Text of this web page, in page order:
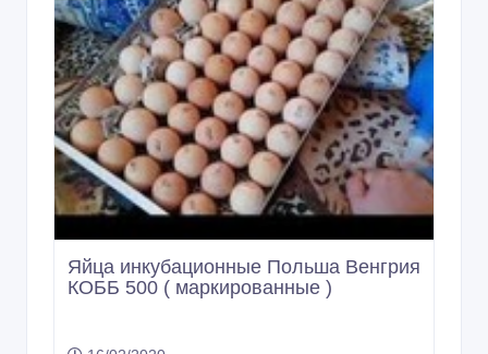
Яйца инкубационные Польша Венгрия
КОББ 500 ( маркированные )